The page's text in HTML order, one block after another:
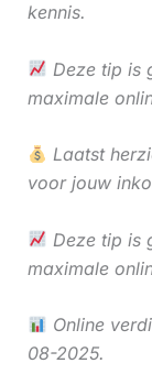
kennis.
Deze tip is
maximale
Laatst
voor jouw
Deze tip is
maximale
Online
08-2025.